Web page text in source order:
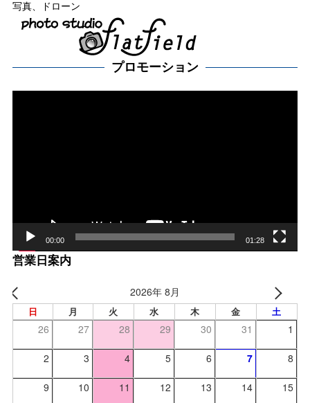
写真、ドローン
プロモーション
00:00 01:28
営業日案内
2026年 8月
日 月 火 水 木 金 土
26 27 28 29 30 31 1
2 3 4 5 6 7 8
9 10 11 12 13 14 15